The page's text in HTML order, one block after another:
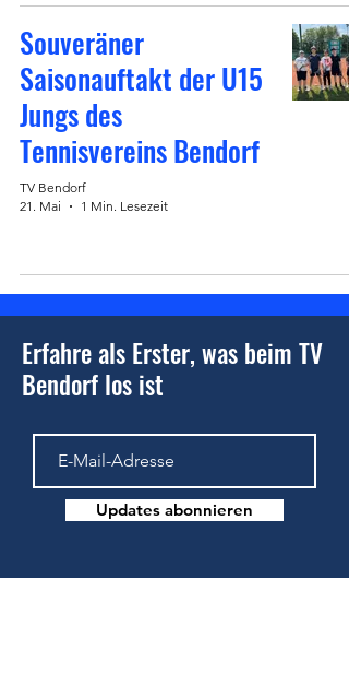
Souveräner
Saisonauftakt der U15
Jungs des
Tennisvereins Bendorf
TV Bendorf
21. Mai
1 Min. Lesezeit
Erfahre als Erster, was beim TV
Bendorf los ist
Updates abonnieren